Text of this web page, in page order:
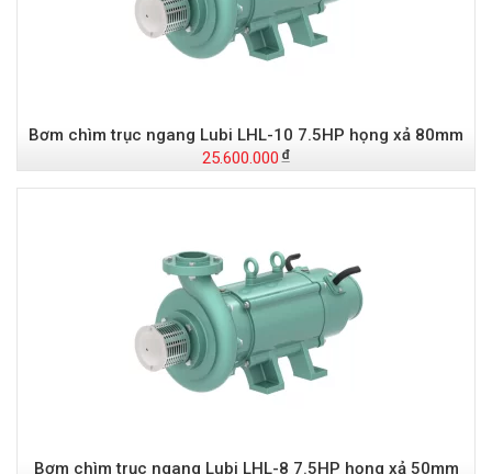
Bơm chìm trục ngang Lubi LHL-10 7.5HP họng xả 80mm
25.600.000
Bơm chìm trục ngang Lubi LHL-8 7.5HP họng xả 50mm